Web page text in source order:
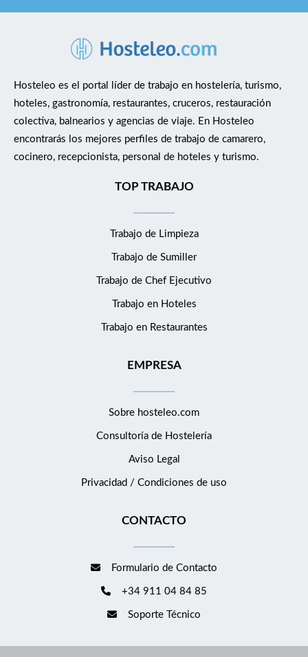
Realizar trabajos auxiliares en la elaboración de productos. ·
restaurante y cocina, así como de las dependencias de cocina. ·
Cuidar y mantener el material del hotel en buen estado. ·
Revisión del material de uso en la cocina, comunicando
cualquier incidencia. · Cumplir las normas de higiene y
seguridad manteniendo una buena higiene, tanto personal
hotel en su cumplimiento y mejora continua ¿Qué necesitas
Experiencia de 6 meses. · Conocimientos de tareas básicas de
tratamiento y elaboraciones de cocina · Conocimientos del
Incorporación a un equipo estable en un hotel consolidado en
la ciudad · Contrato eventual · Jornada completa · Salario
como en variedad servicios y productos. ¡Te esperamos!
Hosteleo es el portal líder de trabajo en hostelería, turismo,
hoteles, gastronomía, restaurantes, cruceros, restauración
colectiva, balnearios y agencias de viaje. En Hosteleo
encontrarás los mejores perfiles de trabajo de camarero,
cocinero, recepcionista, personal de hoteles y turismo.
TOP TRABAJO
Trabajo de Limpieza
Trabajo de Sumiller
Trabajo de Chef Ejecutivo
Trabajo en Hoteles
Trabajo en Restaurantes
EMPRESA
Sobre hosteleo.com
Consultoría de Hostelería
Aviso Legal
Privacidad / Condiciones de uso
CONTACTO
Formulario de Contacto
+34 911 04 84 85
Soporte Técnico